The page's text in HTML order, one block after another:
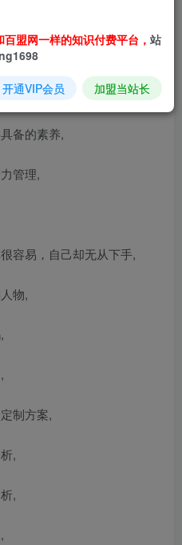
贸的基础,
备的素养,
管理,
容易，自己却无从下手,
物,
制方案,
,
,
盟网一样的知识付费平台， 站
开通VIP会员 加盟当站长